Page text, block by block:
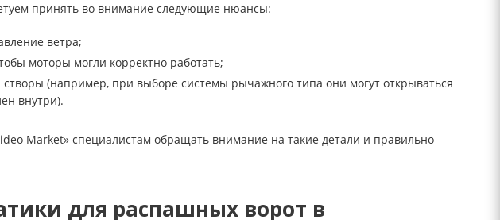
принять во внимание следующие нюансы:
ветра;
моторы могли корректно работать;
(например, при выборе системы рычажного типа они могут открываться
внутри).
Market» специалистам обращать внимание на такие детали и правильно
для распашных ворот в